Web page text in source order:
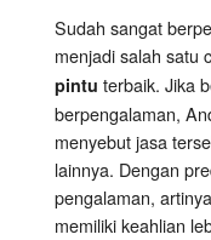
Sudah sangat
menjadi salah satu
pintu terbaik. Jika
berpengalaman,
menyebut jasa
lainnya. Dengan
pengalaman,
memiliki keahlian